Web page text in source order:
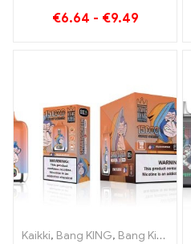
ja Blueberry Watermelon
€6.64 - €9.49
Kaikki, Bang KING, Bang King Smart Screen 15000 Pullistaa